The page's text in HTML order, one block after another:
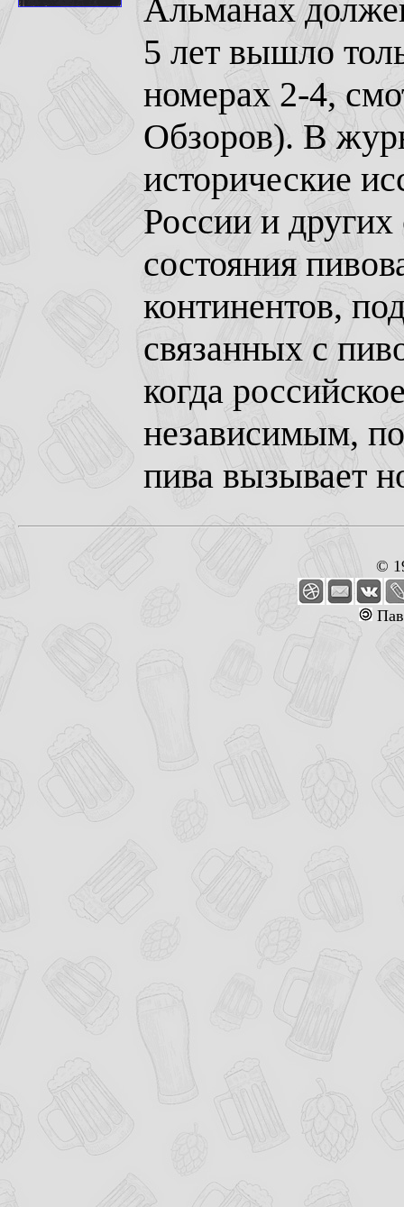
Альманах
5 лет вышло
номерах 2-4,
Обзоров). В
исторические
России и
состояния
континентов,
связанных с
когда
независимым,
пива вызывает
©